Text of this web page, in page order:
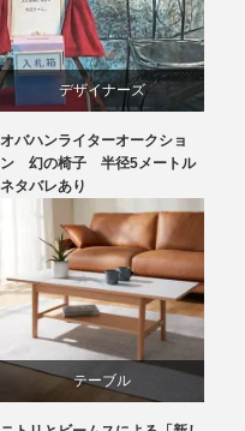
デザイナーズ
マーケティング
家具
椅子
オバハンライターオークショ
ン 幻の椅子 半径5メートル
ネタバレあり
テーブル